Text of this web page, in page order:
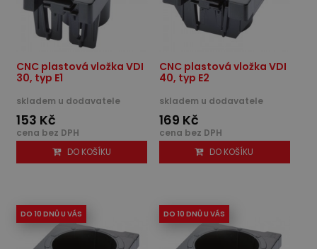
CNC plastová vložka VDI
30, typ E1
skladem u dodavatele
153 Kč
cena bez DPH
DO KOŠÍKU
CNC plastová vložka VDI
40, typ E2
skladem u dodavatele
169 Kč
cena bez DPH
DO KOŠÍKU
DO 10 DNŮ U VÁS DO 10 DNŮ U VÁS